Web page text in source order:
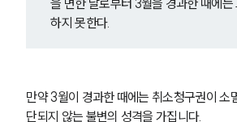
하지 못한다.
만약 3월이 경과한 때에는 취소청구권이 소
단되지 않는 불변의 성격을 가집니다.